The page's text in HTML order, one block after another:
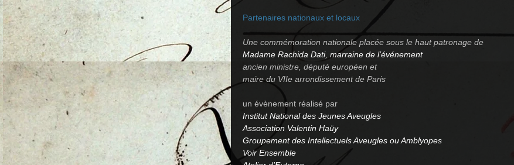
Partenaires nationaux et locaux
Une commémoration nationale placée sous le haut patronage de
Madame Rachida Dati, marraine de l’événement
ancien ministre, député européen et
maire du VIIe arrondissement de Paris
un évènement réalisé par
Institut National des Jeunes Aveugles
Association Valentin Haüy
Groupement des Intellectuels Aveugles ou Amblyopes
Voir Ensemble